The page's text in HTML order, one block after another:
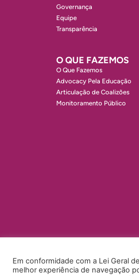
Governança
Equipe
Transparência
O QUE FAZEMOS
O Que Fazemos
Advocacy Pela Educação
Articulação de Coalizões
Monitoramento Público
Em conformidade com a Lei Geral
melhor experiência de navegação